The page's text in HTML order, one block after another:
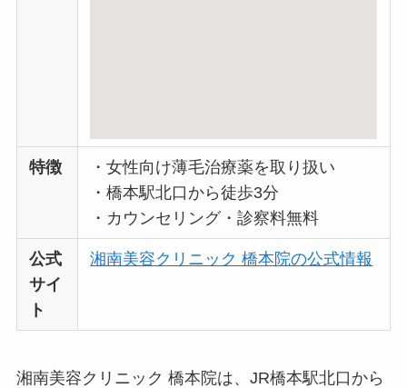
特徴
・女性向け薄毛治療薬を取り扱い
・橋本駅北口から徒歩3分
・カウンセリング・診察料無料
公式
サイ
ト
湘南美容クリニック 橋本院の公式情報
湘南美容クリニック 橋本院は、JR橋本駅北口から